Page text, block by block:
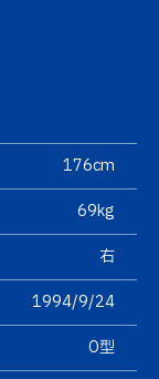
176cm
69kg
右
1994/9/24
O型